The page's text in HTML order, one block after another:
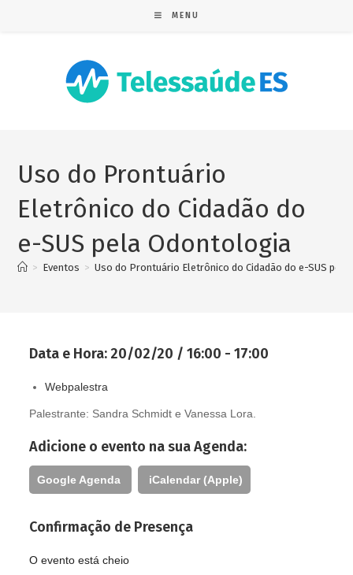
MENU
Uso do Prontuário
Eletrônico do Cidadão do
e-SUS pela Odontologia
> Eventos > Uso do Prontuário Eletrônico do Cidadão do e-SUS
Data e Hora: 20/02/20 / 16:00 - 17:00
Webpalestra
Palestrante: Sandra Schmidt e Vanessa Lora.
Adicione o evento na sua Agenda:
Google Agenda iCalendar (Apple)
Confirmação de Presença
O evento está cheio